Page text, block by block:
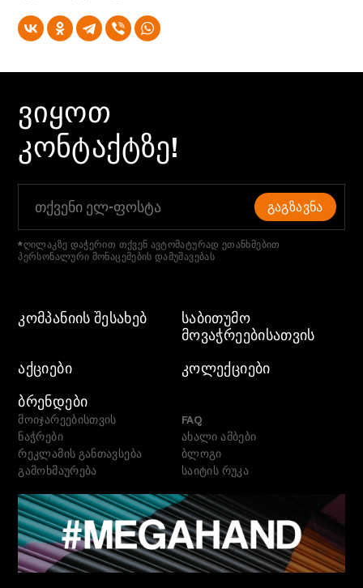
ᲕᲘᲧᲝᲗ
ᲙᲝᲜᲢᲐᲥᲢᲖᲔ!
ᲒᲐᲒᲖᲐᲕᲜᲐ
*ღილაკზე დაჭერით თქვენ ავტომატურად ეთანხმებით
პერსონალური მონაცემების დამუშავებას
ᲙᲝᲛᲞᲐᲜᲘᲘᲡ ᲨᲔᲡᲐᲮᲔᲑ
ᲡᲐᲑᲘᲗᲣᲛᲝ
ᲛᲝᲕᲐᲭᲠᲔᲔᲑᲘᲡᲐᲗᲕᲘᲡ
ᲐᲥᲪᲘᲔᲑᲘ
ᲙᲝᲚᲔᲥᲪᲘᲔᲑᲘ
ᲑᲠᲔᲜᲓᲔᲑᲘ
მოიჯარეებისთვის
ნაჭრები
რეკლამის განთავსება
გამოხმაურება
FAQ
ახალი ამბები
ბლოგი
საიტის რუკა